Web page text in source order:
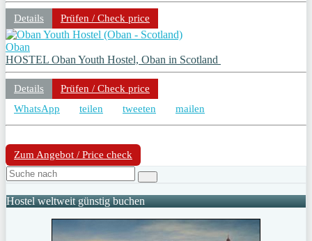
Details Prüfen / Check price
Oban
HOSTEL Oban Youth Hostel, Oban in Scotland
Details
Prüfen / Check price
WhatsApp
teilen tweeten mailen
Zum Angebot / Price check
Hostel weltweit günstig buchen